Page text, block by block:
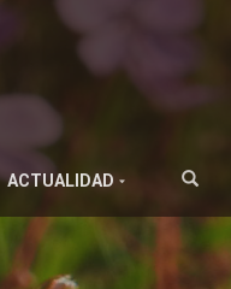
ACTUALIDAD